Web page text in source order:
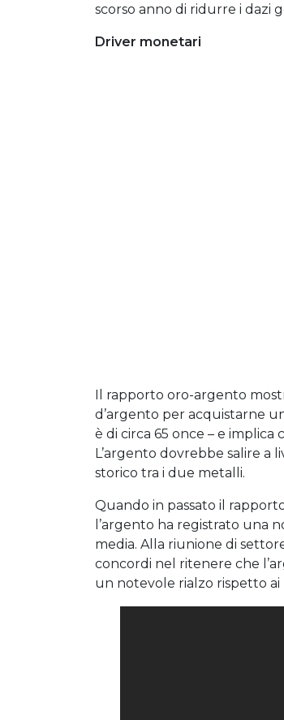
scorso anno di ridurre i dazi
Driver monetari
Il rapporto oro-argento
d’argento per acquistarne
è di circa 65 once – e
L’argento dovrebbe salire a
storico tra i due metalli.
Quando in passato il
l’argento ha registrato una
media. Alla riunione di
concordi nel ritenere che
un notevole rialzo rispetto ai